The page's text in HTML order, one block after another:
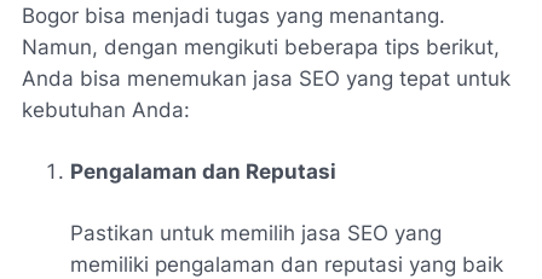
Bogor bisa menjadi tugas yang menantang.
Namun, dengan mengikuti beberapa tips berikut,
Anda bisa menemukan jasa SEO yang tepat untuk
kebutuhan Anda:
Pengalaman dan Reputasi
Pastikan untuk memilih jasa SEO yang
memiliki pengalaman dan reputasi yang baik